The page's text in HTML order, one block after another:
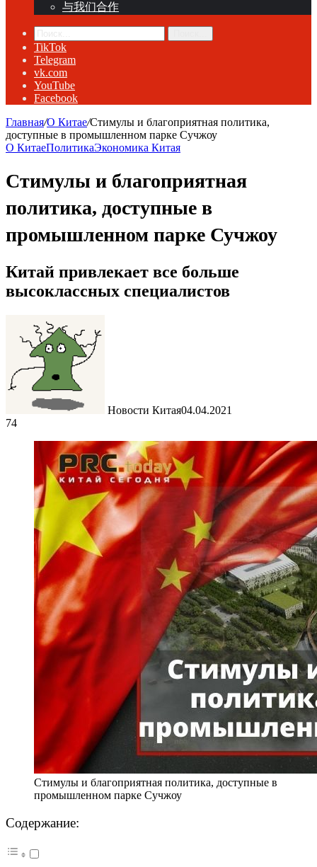
与我们合作
TikTok
Telegram
vk.com
YouTube
Facebook
Главная/О Китае/Стимулы и благоприятная политика,
доступные в промышленном парке Сучжоу
О КитаеПолитикаЭкономика Китая
Стимулы и благоприятная
политика, доступные в
промышленном парке Сучжоу
Китай привлекает все больше
высоклассных специалистов
Новости Китая04.04.2021
74
Стимулы и благоприятная политика, доступные в
промышленном парке Сучжоу
Содержание: